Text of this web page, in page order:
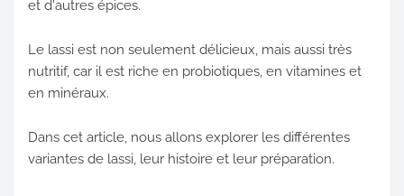
et d'autres épices.
Le lassi est non seulement délicieux, mais aussi très
nutritif, car il est riche en probiotiques, en vitamines et
en minéraux.
Dans cet article, nous allons explorer les différentes
variantes de lassi, leur histoire et leur préparation.